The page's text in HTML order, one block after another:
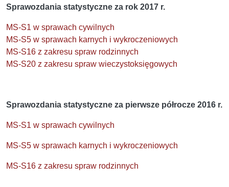
Sprawozdania statystyczne za rok 2017 r.
MS-S1 w sprawach cywilnych
MS-S5 w sprawach karnych i wykroczeniowych
MS-S16 z zakresu spraw rodzinnych
MS-S20 z zakresu spraw wieczystoksięgowych
Sprawozdania statystyczne za pierwsze półrocze 2016 r.
MS-S1 w sprawach cywilnych
MS-S5 w sprawach karnych i wykroczeniowych
MS-S16 z zakresu spraw rodzinnych